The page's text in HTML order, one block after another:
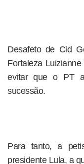
Desafeto de Cid
Fortaleza
evitar que o PT
sucessão.
Para tanto, a
presidente Lula, a